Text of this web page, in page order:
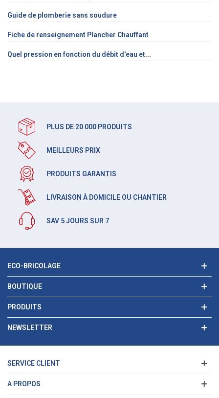
Guide de plomberie sans soudure
Fiche de renseignement Plancher Chauffant
Quel pression en fonction du débit d'eau et...
PLUS DE 20 000 PRODUITS
MEILLEURS PRIX
PRODUITS GARANTIS
LIVRAISON À DOMICILE OU CHANTIER
SAV 5 JOURS SUR 7
ECO-BRICOLAGE
BOUTIQUE
PRODUITS
NEWSLETTER
SERVICE CLIENT
A PROPOS